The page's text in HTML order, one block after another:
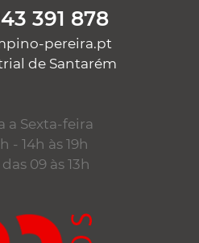
391 878
pereira.pt
de Santarém
a Sexta-feira
- 14h às 19h
09 às 13h